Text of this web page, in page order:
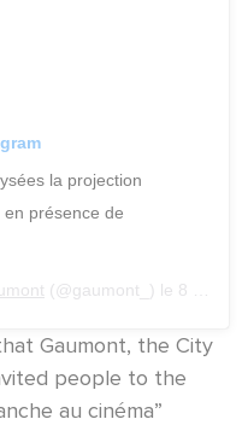
la projection
en présence de
(@gaumont_) le 8 Juil. 2019 à 3 :58 PDT
Gaumont, the City
people to the
au cinéma”